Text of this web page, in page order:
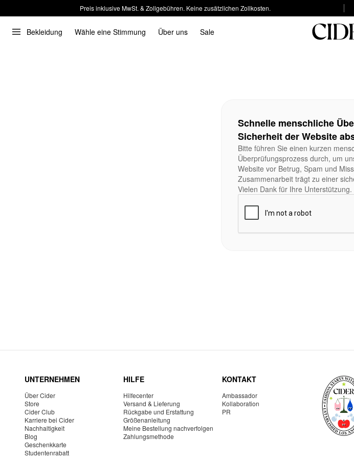
Preis inklusive MwSt. & Zollgebühren. Keine zusätzlichen Zollkosten.
Bekleidung Wähle eine Stimmung Über uns Sale
Schnelle menschliche
Sicherheit der Website
Bitte führen Sie einen kurzen
Überprüfungsprozess durch, um
Website vor Betrug, Spam und
Zusammenarbeit trägt zu einer
Vielen Dank für Ihre Unterstützung.
UNTERNEHMEN
Über Cider
Store
Cider Club
Karriere bei Cider
Nachhaltigkeit
Blog
Geschenkkarte
Studentenrabatt
HILFE
Hilfecenter
Versand & Lieferung
Rückgabe und Erstattung
Größenanleitung
Meine Bestellung nachverfolgen
Zahlungsmethode
KONTAKT
Ambassador
Kollaboration
PR